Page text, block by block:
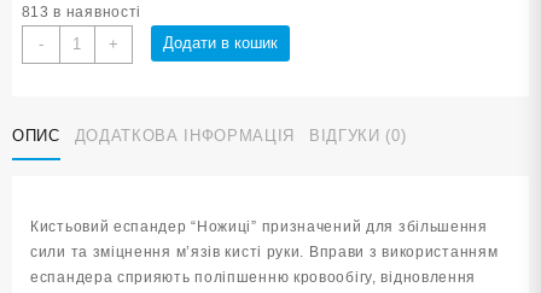
813 в наявності
-
Еспандер-
ножиці
lb
300LB-
+ Додати в кошик
ОПИС ДОДАТКОВА ІНФОРМАЦІЯ ВІДГУКИ (0)
Кистьовий еспандер “Ножиці” призначений для збільшення
сили та зміцнення м’язів кисті руки. Вправи з використанням
еспандера сприяють поліпшенню кровообігу, відновлення